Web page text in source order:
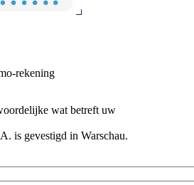
rekening
wat betreft uw
is gevestigd in Warschau.